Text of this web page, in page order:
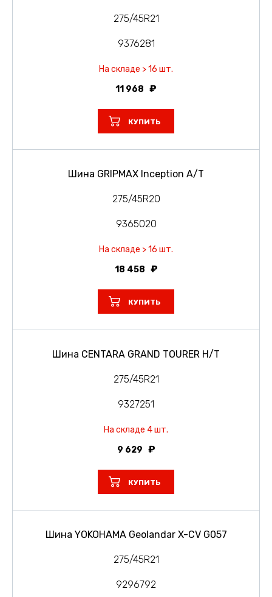
275/45R21
9376281
На складе > 16 шт.
11 968
КУПИТЬ
Шина GRIPMAX Inception A/T
275/45R20
9365020
На складе > 16 шт.
18 458
КУПИТЬ
Шина CENTARA GRAND TOURER H/T
275/45R21
9327251
На складе 4 шт.
9 629
КУПИТЬ
Шина YOKOHAMA Geolandar X-CV G057
275/45R21
9296792